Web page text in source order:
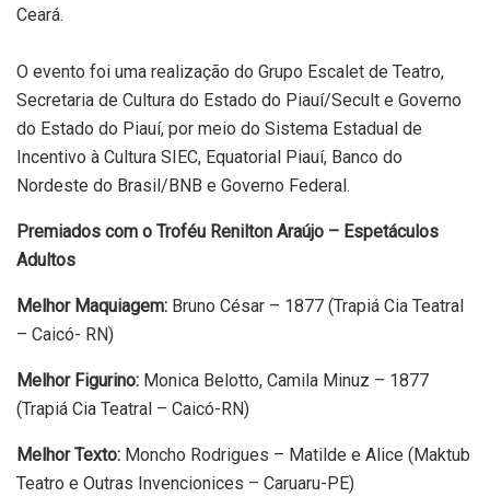
Ceará.
O evento foi uma realização do Grupo Escalet de Teatro,
Secretaria de Cultura do Estado do Piauí/Secult e Governo
do Estado do Piauí, por meio do Sistema Estadual de
Incentivo à Cultura SIEC, Equatorial Piauí, Banco do
Nordeste do Brasil/BNB e Governo Federal.
Premiados com o Troféu Renilton Araújo – Espetáculos
Adultos
Melhor Maquiagem: Bruno César – 1877 (Trapiá Cia Teatral
– Caicó- RN)
Melhor Figurino: Monica Belotto, Camila Minuz – 1877
(Trapiá Cia Teatral – Caicó-RN)
Melhor Texto: Moncho Rodrigues – Matilde e Alice (Maktub
Teatro e Outras Invencionices – Caruaru-PE)